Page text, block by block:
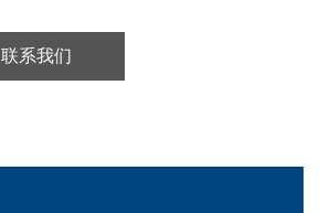
联系我们